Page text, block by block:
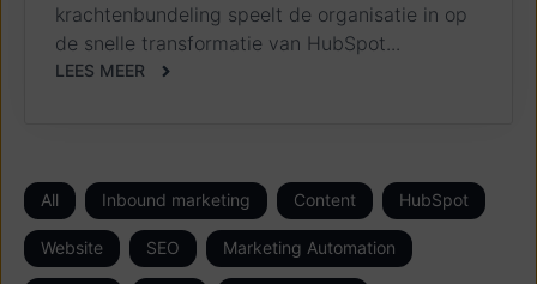
krachtenbundeling speelt de organisatie in op
de snelle transformatie van HubSpot...
LEES MEER
All Inbound marketing Content HubSpot
Website SEO Marketing Automation